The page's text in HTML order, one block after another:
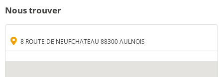
Nous trouver
8 ROUTE DE NEUFCHATEAU 88300 AULNOIS